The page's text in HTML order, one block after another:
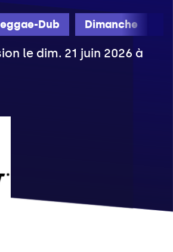
Dub Dimanche
le dim. 21 juin 2026 à